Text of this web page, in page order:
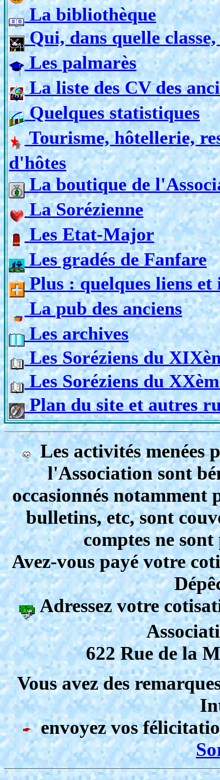
La bibliothèque
Qui, dans quelle
Les palmarès
La liste des CV des
Quelques statistiques
Tourisme, hôtellerie,
d'hôtes
La boutique de
La Sorézienne
Les Etat-Major
Les gradés de Fanfare
Plus : quelques liens et
La pub des anciens
Les archives
Les Soréziens du
Les Soréziens du
Plan du site et autres
Les activités menées
l'Association sont
occasionnés
bulletins, etc, sont
comptes ne
Avez-vous payé votre
Adressez votre
622 Rue de la
Vous avez des
envoyez vos